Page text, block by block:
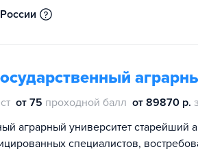
от 75 проходной балл от 89870 р.
аграрный университет старейший
специалистов,